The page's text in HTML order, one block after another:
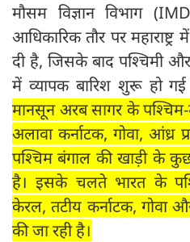
मौसम विज्ञान विभाग
आधिकारिक तौर पर
दी है, जिसके बाद पश्चिमी
में व्यापक बारिश शुरू हो
मानसून अरब सागर के
अलावा कर्नाटक, गोवा, आंध्र
पश्चिम बंगाल की खाड़ी के
है। इसके चलते भारत के
केरल, तटीय कर्नाटक, गोवा
की जा रही है।